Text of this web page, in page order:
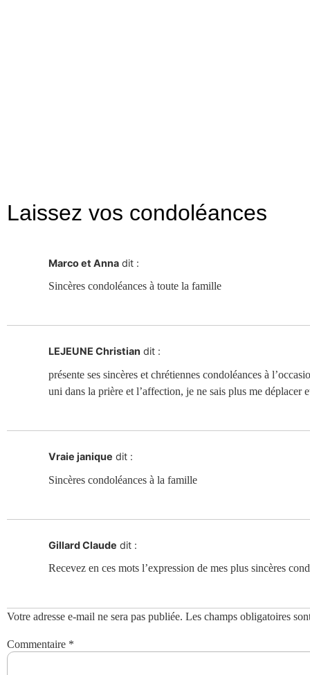
Laissez vos condoléances
Marco et Anna dit :
Sincères condoléances à toute la famille
LEJEUNE Christian dit :
présente ses sincères et chrétiennes condoléances à
uni dans la prière et l’affection, je ne sais plus me déplacer
Vraie janique dit :
Sincères condoléances à la famille
Gillard Claude dit :
Recevez en ces mots l’expression de mes plus sincères
Votre adresse e-mail ne sera pas publiée. Les champs obligatoires
Commentaire *